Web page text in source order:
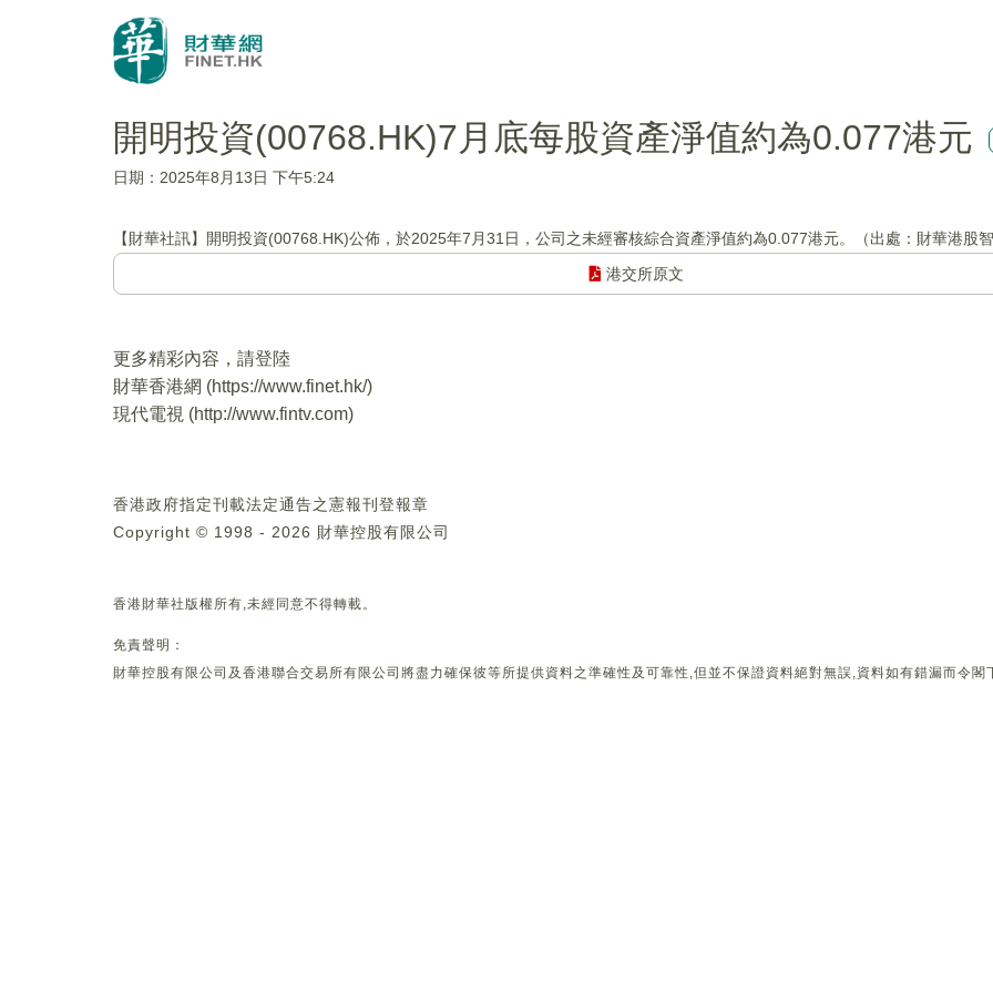
開明投資(00768.HK)7月底每股資產淨值約為0.077港元
日期：2025年8月13日 下午5:24
【財華社訊】開明投資(00768.HK)公佈，於2025年7月31日，公司之未經審核綜合資產淨值約為0.077港元。（出處：財華港股智
港交所原文
更多精彩內容，請登陸
財華香港網 (https://www.finet.hk/)
現代電視 (http://www.fintv.com)
香港政府指定刊載法定通告之憲報刊登報章
Copyright © 1998 - 2026 財華控股有限公司
香港財華社版權所有,未經同意不得轉載。
免責聲明：
財華控股有限公司及香港聯合交易所有限公司將盡力確保彼等所提供資料之準確性及可靠性,但並不保證資料絕對無誤,資料如有錯漏而令閣